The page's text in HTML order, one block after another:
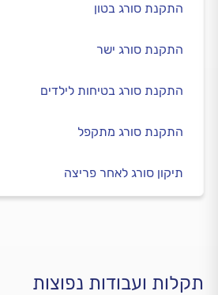
התקנת סורג בטון
התקנת סורג ישר
התקנת סורג בטיחות לילדים
התקנת סורג מתקפל
תיקון סורג לאחר פריצה
תקלות ועבודות נפוצות